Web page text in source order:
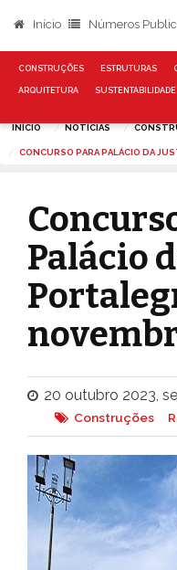
Início Números
CONSTRUÇÕES ESTRUTURAS
ARQUITETURA SUSTENTABILIDADE
INÍCIO NOTÍCIAS
CONCURSO PARA PALÁCIO DA
Palácio
20 outubro 2023,
Construções